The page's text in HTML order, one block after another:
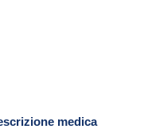
medica